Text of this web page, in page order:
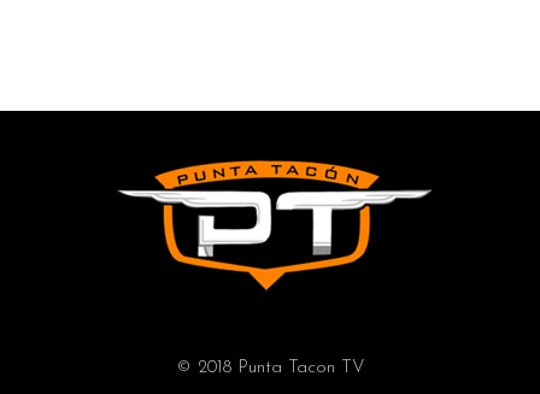
© 2018 Punta Tacon TV